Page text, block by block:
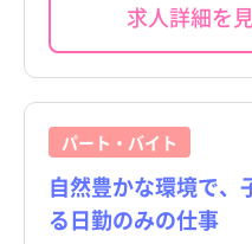
求人詳細を
パート・バイト
自然豊かな環境で、
る日勤のみの仕事